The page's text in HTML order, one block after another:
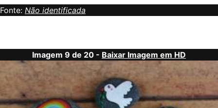
Fonte: Não identificada
Imagem 9 de 20 - Baixar Imagem em HD